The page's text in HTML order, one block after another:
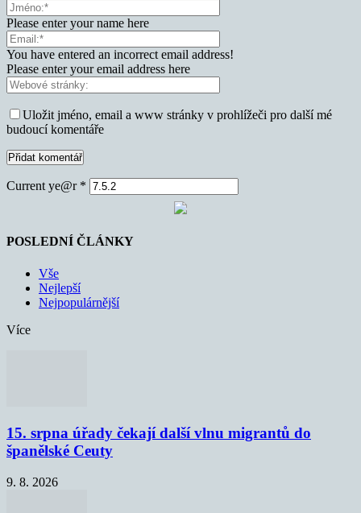
Please enter your name here
You have entered an incorrect email address!
Please enter your email address here
Uložit jméno, email a www stránky v prohlížeči pro další mé
budoucí komentáře
Current ye@r *
POSLEDNÍ ČLÁNKY
Vše
Nejlepší
Nejpopulárnější
Více
15. srpna úřady čekají další vlnu migrantů do
španělské Ceuty
9. 8. 2026